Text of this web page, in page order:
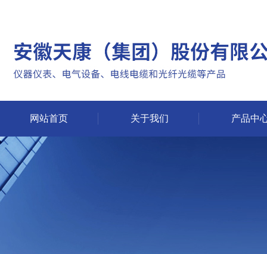
网站首页 关于我们 产品中